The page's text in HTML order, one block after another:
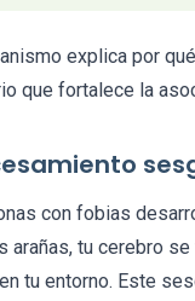
explica por
que fortalece la
con fobias
arañas, tu cerebro
tu entorno. Este